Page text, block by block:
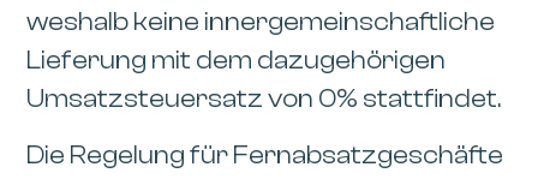
weshalb keine innergemeinschaftliche
Lieferung mit dem dazugehörigen
Umsatzsteuersatz von 0% stattfindet.
Die Regelung für Fernabsatzgeschäfte